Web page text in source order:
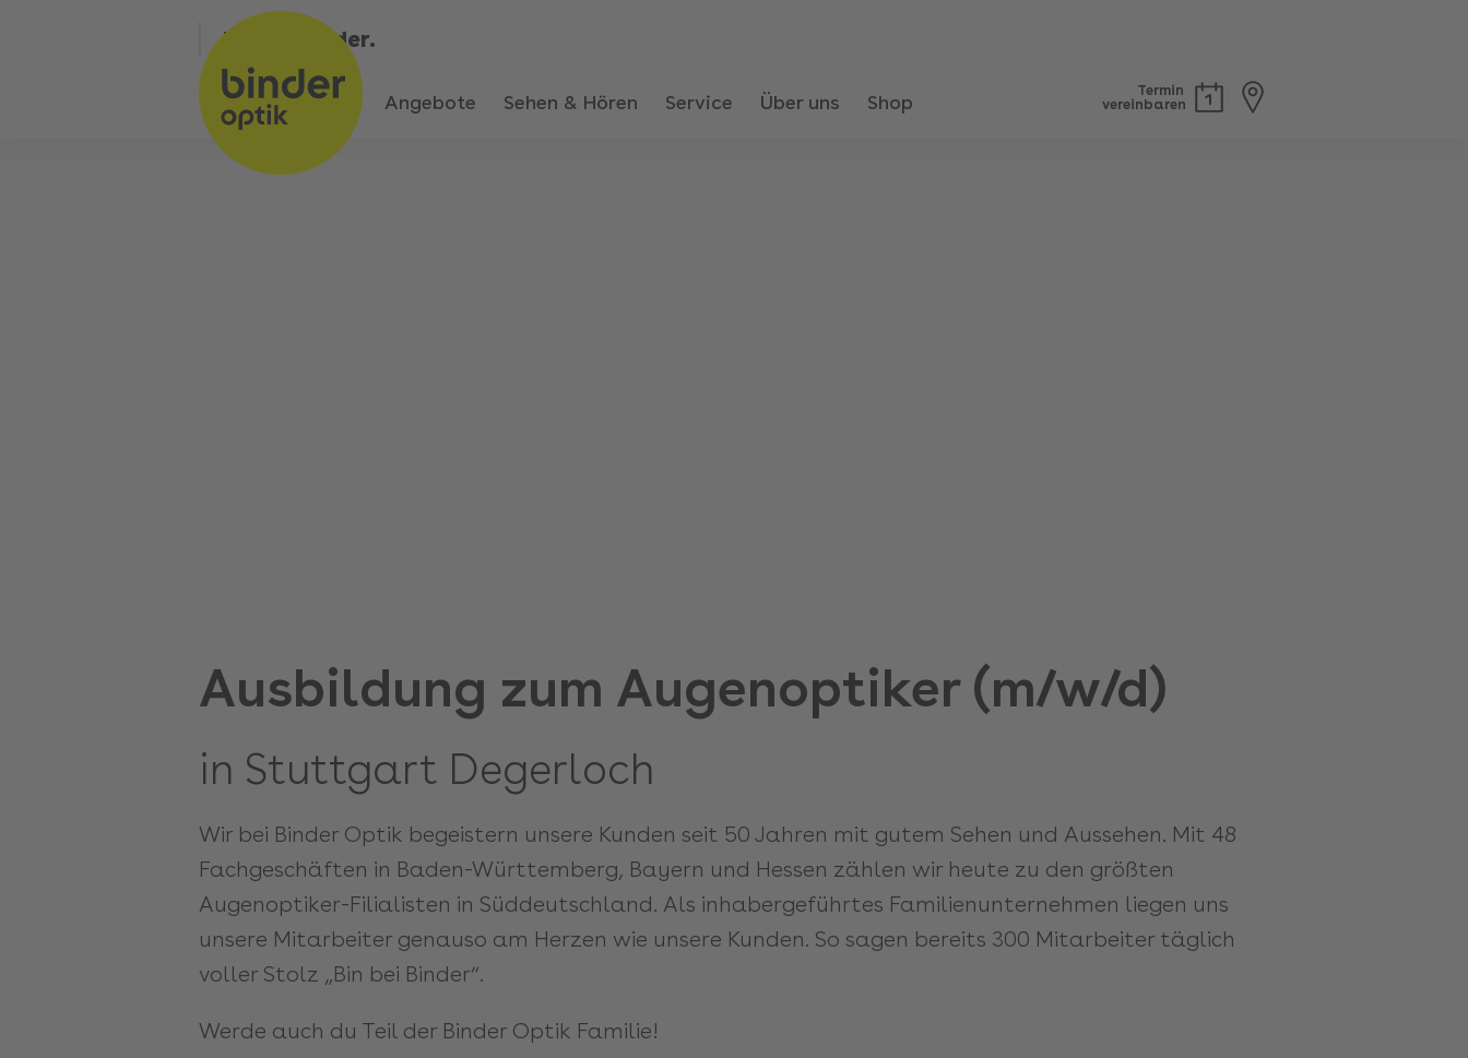
Bin bei Binder.
Angebote Sehen & Hören Service Über uns Shop
Termin
vereinbaren
Ausbildung zum Augenoptiker (m/w/d)
in Stuttgart Degerloch
Wir bei Binder Optik begeistern unsere Kunden seit 50 Jahren mit gutem Sehen und Aussehen. Mit 48
Fachgeschäften in Baden-Württemberg, Bayern und Hessen zählen wir heute zu den größten
Augenoptiker-Filialisten in Süddeutschland. Als inhabergeführtes Familienunternehmen liegen uns
unsere Mitarbeiter genauso am Herzen wie unsere Kunden. So sagen bereits 300 Mitarbeiter täglich
voller Stolz „Bin bei Binder“.
Werde auch du Teil der Binder Optik Familie!